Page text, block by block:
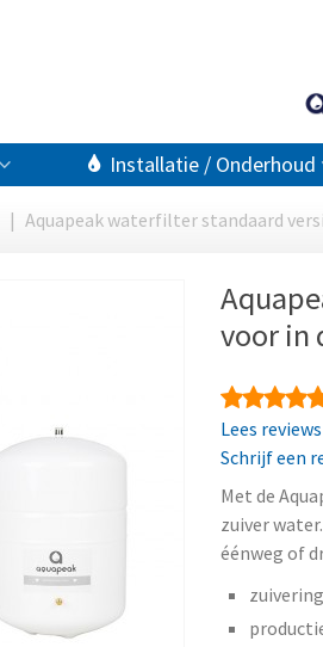
Installatie / Onderhoud
| Aquapeak waterfilter standaard
voor in
Lees
Schrijf een
Met de
zuiver
éénweg of